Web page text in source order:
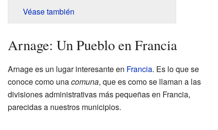
Véase también
Arnage: Un Pueblo en Francia
Arnage es un lugar interesante en Francia. Es lo que se
conoce como unacomuna, que es como se llaman a las
divisiones administrativas más pequeñas en Francia,
parecidas a nuestros municipios.